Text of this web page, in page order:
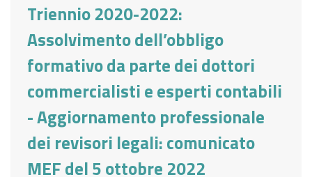
Triennio 2020-2022:
Assolvimento dell’obbligo
formativo da parte dei dottori
commercialisti e esperti contabili
- Aggiornamento professionale
dei revisori legali: comunicato
MEF del 5 ottobre 2022